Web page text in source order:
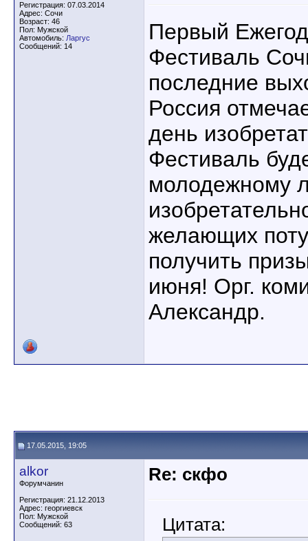
Регистрация: 07.03.2014
Адрес: Сочи
Возраст: 46
Пол: Мужской
Автомобиль: Ларгус
Сообщений: 14
Первый
Фестиваль
последние
Россия
день
Фестиваль
молодежному
желающих
получить
июня! Орг.
Александр.
17.05.2015, 19:05
alkor
Форумчанин
Регистрация: 21.12.2013
Адрес: георгиевск
Пол: Мужской
Сообщений: 63
Re: скфо
Цитата: